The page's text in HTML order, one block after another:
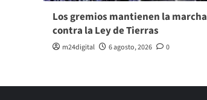
Los gremios mantienen la marcha
contra la Ley de Tierras
m24digital 6 agosto, 2026 0